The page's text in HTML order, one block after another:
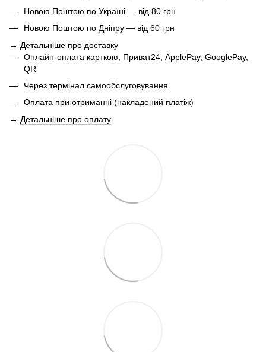
Новою Поштою по Україні — від 80 грн
Новою Поштою по Дніпру — від 60 грн
→ Детальніше про доставку
Онлайн-оплата карткою, Приват24, ApplePay, GooglePay,
QR
Через термінал самообслуговування
Оплата при отриманні (накладений платіж)
→ Детальніше про оплату